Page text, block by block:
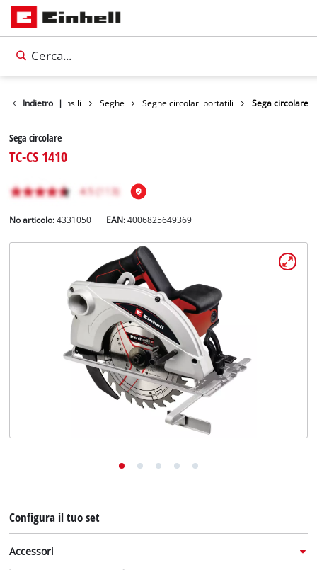
Italiano
Indietro |
Prodotti Utensili Seghe Seghe circolari portatili Sega circolare
Sega circolare
TC-CS 1410
No articolo: 4331050 EAN:4006825649369
Configura il tuo set
Accessori